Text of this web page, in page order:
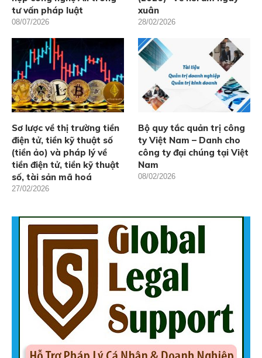
tư vấn pháp luật
08/07/2026
xuân
28/02/2026
Sơ lược về thị trường tiền
điện tử, tiền kỹ thuật số
(tiền ảo) và pháp lý về
tiền điện tử, tiền kỹ thuật
số, tài sản mã hoá
27/02/2026
Bộ quy tắc quản trị công
ty Việt Nam – Danh cho
công ty đại chúng tại Việt
Nam
08/02/2026